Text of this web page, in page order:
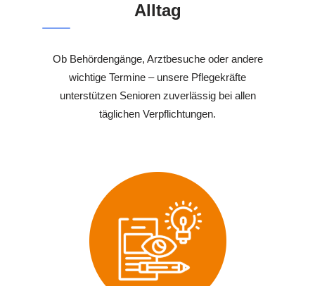
Alltag
Ob Behördengänge, Arztbesuche oder andere
wichtige Termine – unsere Pflegekräfte
unterstützen Senioren zuverlässig bei allen
täglichen Verpflichtungen.